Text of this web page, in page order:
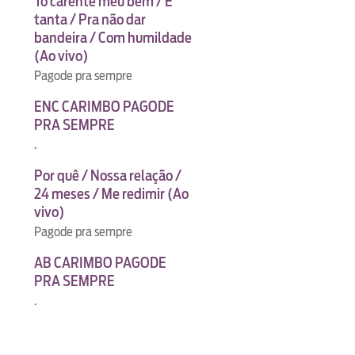
tanta / Pra não dar
bandeira / Com humildade
(Ao vivo)
Pagode pra sempre
ENC CARIMBO PAGODE
PRA SEMPRE
.
Por quê / Nossa relação /
24 meses / Me redimir (Ao
vivo)
Pagode pra sempre
AB CARIMBO PAGODE
PRA SEMPRE
.